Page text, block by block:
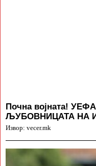
Почна војната!
ЉУБОВНИЦАТА НА
Извор: vecer.mk